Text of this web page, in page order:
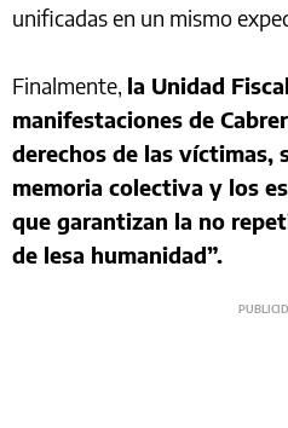
unificadas en un mismo
Finalmente, la Unidad
manifestaciones de
derechos de las víctimas,
memoria colectiva y los
que garantizan la no
de lesa humanidad”.